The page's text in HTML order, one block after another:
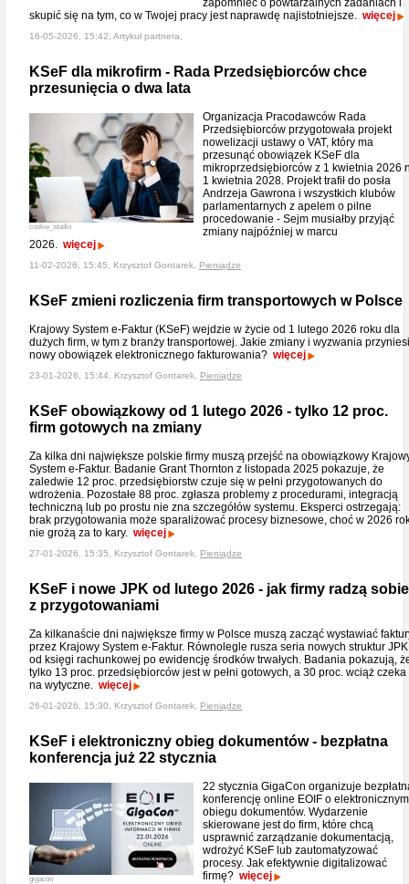
zapomnieć o powtarzalnych zadaniach i
skupić się na tym, co w Twojej pracy jest naprawdę najistotniejsze. więcej
16-05-2026, 15:42, Artykuł partnera,
KSeF dla mikrofirm - Rada Przedsiębiorców chce
przesunięcia o dwa lata
cookie_studio
Organizacja Pracodawców Rada
Przedsiębiorców przygotowała projekt
nowelizacji ustawy o VAT, który ma
przesunąć obowiązek KSeF dla
mikroprzedsiębiorców z 1 kwietnia 2026
1 kwietnia 2028. Projekt trafił do posła
Andrzeja Gawrona i wszystkich klubów
parlamentarnych z apelem o pilne
procedowanie - Sejm musiałby przyjąć
zmiany najpóźniej w marcu
2026. więcej
11-02-2026, 15:45, Krzysztof Gontarek, Pieniądze
KSeF zmieni rozliczenia firm transportowych w Polsce
Krajowy System e-Faktur (KSeF) wejdzie w życie od 1 lutego 2026 roku dla
dużych firm, w tym z branży transportowej. Jakie zmiany i wyzwania
nowy obowiązek elektronicznego fakturowania? więcej
23-01-2026, 15:44, Krzysztof Gontarek, Pieniądze
KSeF obowiązkowy od 1 lutego 2026 - tylko 12 proc.
firm gotowych na zmiany
Za kilka dni największe polskie firmy muszą przejść na obowiązkowy
System e-Faktur. Badanie Grant Thornton z listopada 2025 pokazuje, że
zaledwie 12 proc. przedsiębiorstw czuje się w pełni przygotowanych do
wdrożenia. Pozostałe 88 proc. zgłasza problemy z procedurami, integracją
techniczną lub po prostu nie zna szczegółów systemu. Eksperci ostrzegają:
brak przygotowania może sparaliżować procesy biznesowe, choć w 2026
nie grożą za to kary. więcej
27-01-2026, 15:35, Krzysztof Gontarek, Pieniądze
KSeF i nowe JPK od lutego 2026 - jak firmy radzą sobie
z przygotowaniami
Za kilkanaście dni największe firmy w Polsce muszą zacząć wystawiać
przez Krajowy System e-Faktur. Równolegle rusza seria nowych struktur
od księgi rachunkowej po ewidencję środków trwałych. Badania pokazują,
tylko 13 proc. przedsiębiorców jest w pełni gotowych, a 30 proc. wciąż czeka
na wytyczne. więcej
26-01-2026, 15:30, Krzysztof Gontarek, Pieniądze
KSeF i elektroniczny obieg dokumentów - bezpłatna
konferencja już 22 stycznia
gigacon
22 stycznia GigaCon organizuje
konferencję online EOIF o elektronicznym
obiegu dokumentów. Wydarzenie
skierowane jest do firm, które chcą
usprawnić zarządzanie dokumentacją,
wdrożyć KSeF lub zautomatyzować
procesy. Jak efektywnie digitalizować
firmę? więcej